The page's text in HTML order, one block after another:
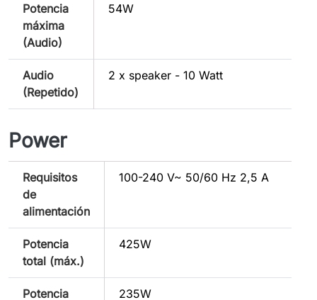
Potencia
máxima
(Audio)
54W
Audio
(Repetido)
2 x speaker - 10 Watt
Power
Requisitos
de
alimentación
100-240 V~ 50/60 Hz 2,5 A
Potencia
total (máx.)
425W
Potencia
235W